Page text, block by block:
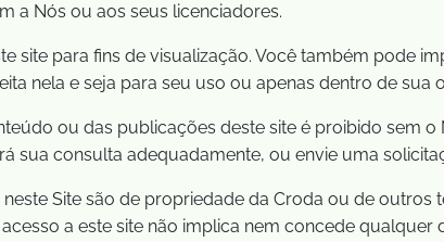
a Nós ou aos seus licenciadores.
site para fins de visualização. Você também pode
nela e seja para seu uso ou apenas dentro de sua
ou das publicações deste site é proibido sem
sua consulta adequadamente, ou envie uma
Site são de propriedade da Croda ou de
a este site não implica nem concede